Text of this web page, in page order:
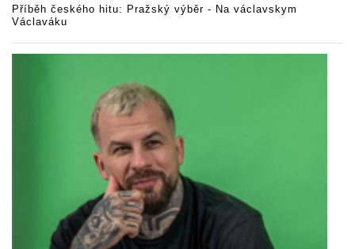
Příběh českého hitu: Pražský výběr - Na václavskym
Václaváku